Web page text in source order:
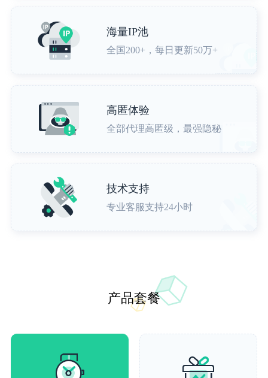
海量IP池
全国200+，每日更新50万+
高匿体验
全部代理高匿级，最强隐秘
技术支持
专业客服支持24小时
产品套餐